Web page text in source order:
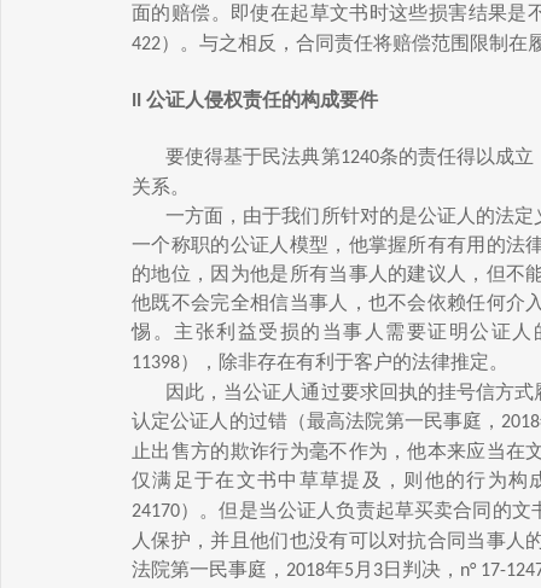
面的赔偿。即使在起草文书时这些损害结果是
422）。与之相反，合同责任将赔偿范围限制在
II 公证人侵权责任的构成要件
要使得基于民法典第1240条的责任得以成立
关系。
一方面，由于我们所针对的是公证人的法
一个称职的公证人模型，他掌握所有有用的法
的地位，因为他是所有当事人的建议人，但不
他既不会完全相信当事人，也不会依赖任何介
惕。主张利益受损的当事人需要证明公证
11398），除非存在有利于客户的法律推定。
因此，当公证人通过要求回执的挂号信方
认定公证人的过错（最高法院第一民事庭， 2018
止出售方的欺诈行为毫不作为，他本来应当在
仅满足于在文书中草草提及，则他的行为构
24170）。但是当公证人负责起草买卖合同的
人保护，并且他们也没有可以对抗合同当事
法院第一民事庭， 2018年5 月 3日判决， n° 17-